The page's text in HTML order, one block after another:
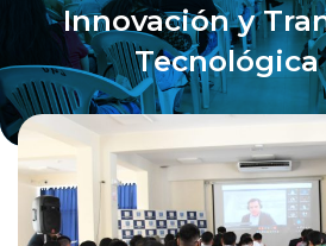
Innovación y
Tecnológica